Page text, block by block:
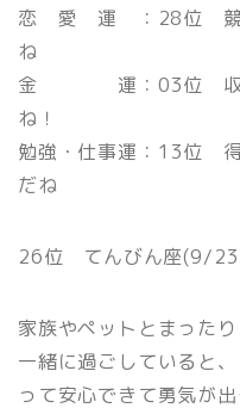
恋 愛 運 ：28位 競争
ね
金 運：03位 収入
ね！
勉強・仕事運：13位
だね
26位 てんびん座(9/
家族やペットとまったり
一緒に過ごしていると
って安心できて勇気が出